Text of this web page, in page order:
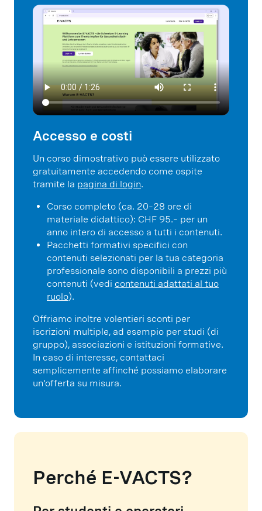
Accesso e costi
Un corso dimostrativo può essere utilizzato
gratuitamente accedendo come ospite
tramite la pagina di login.
Corso completo (ca. 20–28 ore di
materiale didattico): CHF 95.– per un
anno intero di accesso a tutti i contenuti.
Pacchetti formativi specifici con
contenuti selezionati per la tua categoria
professionale sono disponibili a prezzi più
contenuti (vedi contenuti adattati al tuo
ruolo).
Offriamo inoltre volentieri sconti per
iscrizioni multiple, ad esempio per studi (di
gruppo), associazioni e istituzioni formative.
In caso di interesse, contattaci
semplicemente affinché possiamo elaborare
un'offerta su misura.
Perché E-VACTS?